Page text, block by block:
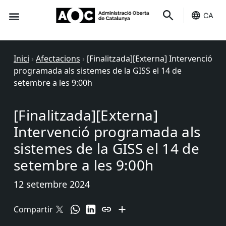
CA
Inici › Afectacions › [Finalitzada][Externa] Intervenció
programada als sistemes de la GISS el 14 de
setembre a les 9:00h
[Finalitzada][Externa]
Intervenció programada als
sistemes de la GISS el 14 de
setembre a les 9:00h
12 setembre 2024
Compartir